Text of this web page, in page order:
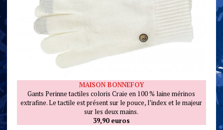
MAISON BONNEFOY
Gants Perinne tactiles coloris Craie en 100 % laine mérinos
extrafine. Le tactile est présent sur le pouce, l’index et le majeur
sur les deux mains.
39,90 euros